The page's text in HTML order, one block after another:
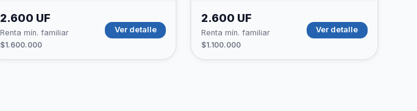
2.600 UF
Renta mín. familiar
$1.600.000
Ver detalle
2.600 UF
Renta mín. familiar
$1.100.000
Ver detalle